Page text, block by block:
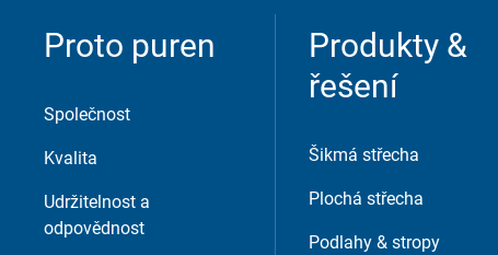
Proto puren
Společnost
Kvalita
Udržitelnost a
odpovědnost
Produkty &
řešení
Šikmá střecha
Plochá střecha
Podlahy & stropy